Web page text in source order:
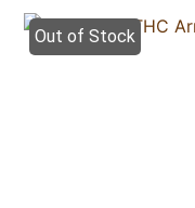
Out of Stock